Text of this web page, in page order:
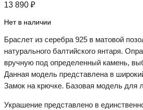
13 890 ₽
Нет в наличии
Браслет из серебра 925 в матовой
натурального балтийского янтаря.
вручную под определенный камень,
Данная модель представлена в
Замок на крючке. Базовая модель для
Украшение представлено в